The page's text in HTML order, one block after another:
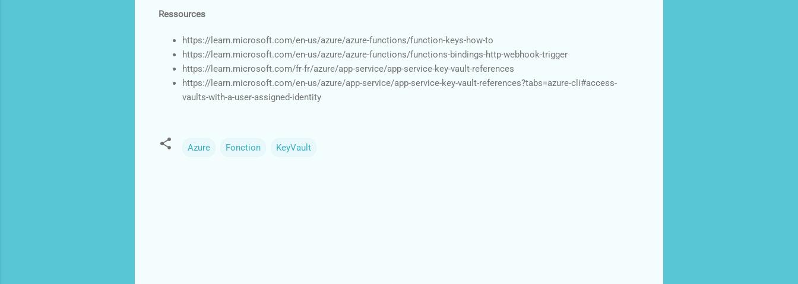
Ressources
https://learn.microsoft.com/en-us/azure/azure-functions/function-keys-how-to
https://learn.microsoft.com/en-us/azure/azure-functions/functions-bindings-http-webhook-trigger
https://learn.microsoft.com/fr-fr/azure/app-service/app-service-key-vault-references
https://learn.microsoft.com/en-us/azure/app-service/app-service-key-vault-references?tabs=azure-cli#access-
vaults-with-a-user-assigned-identity
Azure Fonction KeyVault